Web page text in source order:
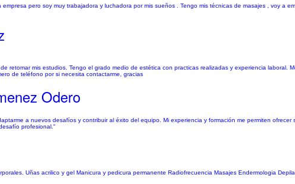
pero soy muy trabajadora y luchadora por mis sueños . Tengo mis técnicas de masajes , voy a
retomar mis estudios. Tengo el grado medio de estética con practicas realizadas y experiencia laboral.
de teléfono por si necesita contactarme, gracias
Odero
a nuevos desafíos y contribuir al éxito del equipo. Mi experiencia y formación me permiten ofrecer
profesional."
Uñas acrilico y gel Manicura y pedicura permanente Radiofrecuencia Masajes Endermologia